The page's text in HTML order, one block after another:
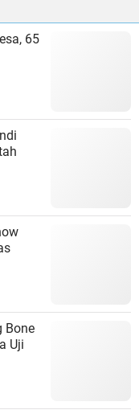
65
Bone
Uji